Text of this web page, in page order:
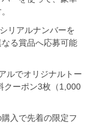
リアルナンバーを
る賞品へ応募可能
ルでオリジナルトー
クーポン3枚（1,000
入で先着の限定フ